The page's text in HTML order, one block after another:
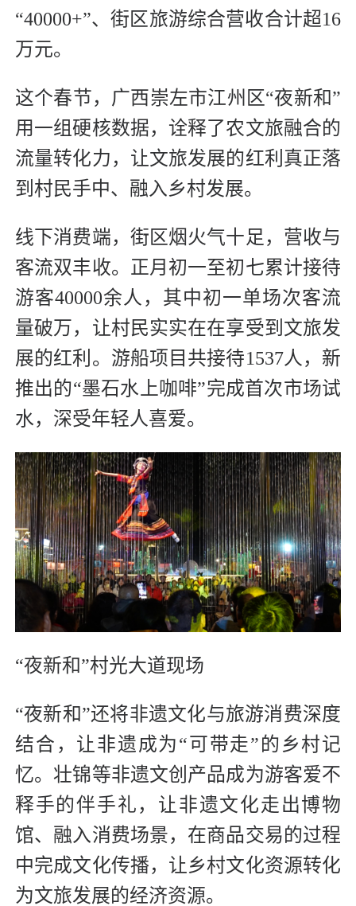
“40000+”、街区旅游综合营收合计超16
万元。
这个春节，广西崇左市江州区“夜新和”
用一组硬核数据，诠释了农文旅融合的
流量转化力，让文旅发展的红利真正落
到村民手中、融入乡村发展。
线下消费端，街区烟火气十足，营收与
客流双丰收。正月初一至初七累计接待
游客40000余人，其中初一单场次客流
量破万，让村民实实在在享受到文旅发
展的红利。游船项目共接待1537人，新
推出的“墨石水上咖啡”完成首次市场试
水，深受年轻人喜爱。
“夜新和”村光大道现场
“夜新和”还将非遗文化与旅游消费深度
结合，让非遗成为“可带走”的乡村记
忆。壮锦等非遗文创产品成为游客爱不
释手的伴手礼，让非遗文化走出博物
馆、融入消费场景，在商品交易的过程
中完成文化传播，让乡村文化资源转化
为文旅发展的经济资源。